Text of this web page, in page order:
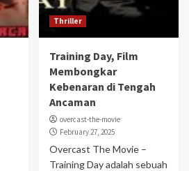
Thriller
Training Day, Film
Membongkar
Kebenaran di Tengah
Ancaman
overcast-the-movie
February 27, 2025
Overcast The Movie –
Training Day adalah sebuah